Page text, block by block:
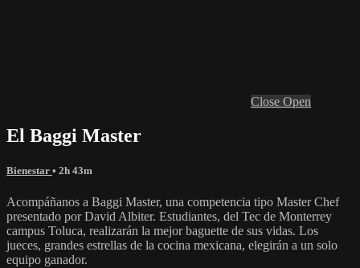
Close Open
El Baggi Master
Bienestar • 2h 43m
Acompáñanos a Baggi Master, una competencia tipo Master Chef
presentado por David Albiter. Estudiantes, del Tec de Monterrey
campus Toluca, realizarán la mejor baguette de sus vidas. Los
jueces, grandes estrellas de la cocina mexicana, elegirán a un solo
equipo ganador.